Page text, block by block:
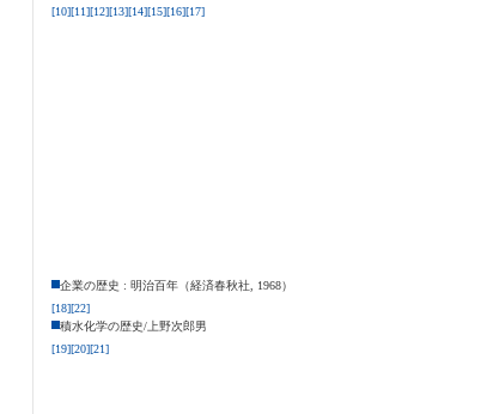
[10][11][12][13][14][15][16][17]
企業の歴史 : 明治百年（経済春秋社, 1968）
[18][22]
積水化学の歴史/上野次郎男
[19][20][21]